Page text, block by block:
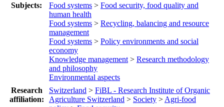
Subjects:
Food systems > Food security, food quality and
human health
Food systems > Recycling, balancing and resource
management
Food systems > Policy environments and social
economy
Knowledge management > Research methodology
and philosophy
Environmental aspects
Research
affiliation:
Switzerland > FiBL - Research Institute of Organic
Agriculture Switzerland > Society > Agri-food